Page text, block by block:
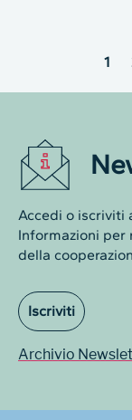
1
Accedi o iscriviti
Informazioni per
della
Iscriviti
Archivio